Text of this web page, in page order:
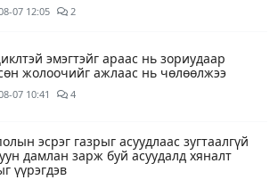
07 12:05 2
эмэгтэйг араас нь зориудаар
жолоочийг ажлаас нь чөлөөлжээ
07 10:41 4
эсрэг газрыг асуудлаас зугтаалгүй
дамлан зарж буй асуудалд хяналт
үүрэгдэв